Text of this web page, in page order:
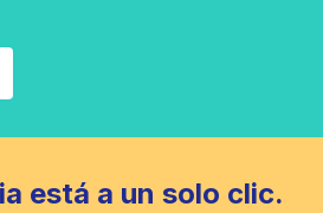
está a un solo clic.